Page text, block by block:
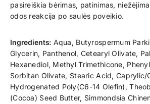
pasireiškia bėrimas, patinimas,
odos reakcija po saulės poveikio.
Ingredients: Aqua, Butyrospermum
Glycerin, Panthenol, Cetearyl Olivate,
Hexanediol, Methyl Trimethicone,
Sorbitan Olivate, Stearic Acid, Caprylic/
Hydrogenated Poly(C6-14 Olefin),
(Cocoa) Seed Butter, Simmondsia